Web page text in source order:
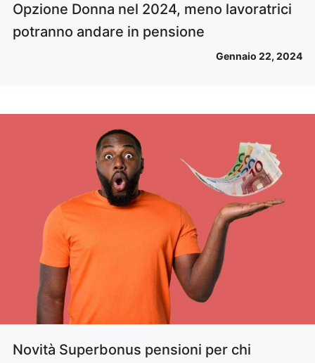
Opzione Donna nel 2024, meno lavoratrici
potranno andare in pensione
Gennaio 22, 2024
Novità Superbonus pensioni per chi